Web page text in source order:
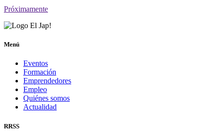
Próximamente
Menú
Eventos
Formación
Emprendedores
Empleo
Quiénes somos
Actualidad
RRSS